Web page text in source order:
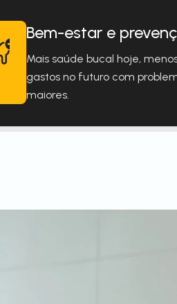
Bem-estar e
Mais saúde bucal hoje,
gastos no futuro com
maiores.